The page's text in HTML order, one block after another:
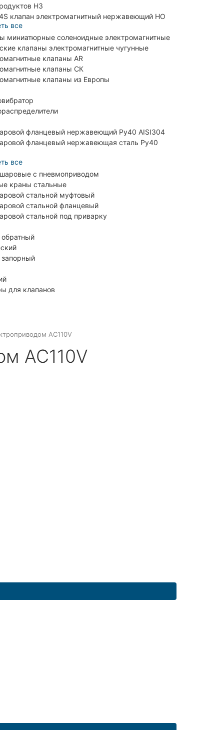
НЗ
клапан электромагнитный нержавеющий НО
все
миниатюрные соленоидные электромагнитные
клапаны электромагнитные чугунные
клапаны AR
клапаны СК
клапаны из Европы
фланцевый нержавеющий Ру40 AISI304
фланцевый нержавеющая сталь Ру40
все
с пневмоприводом
краны стальные
стальной муфтовый
стальной фланцевый
стальной под приварку
запорный
для клапанов
AC110V
AC110V